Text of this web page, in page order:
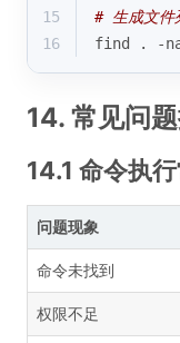
15
# 生成文件
16
find . -
14. 常见问
14.1 命令执
问题现象
命令未找到
权限不足